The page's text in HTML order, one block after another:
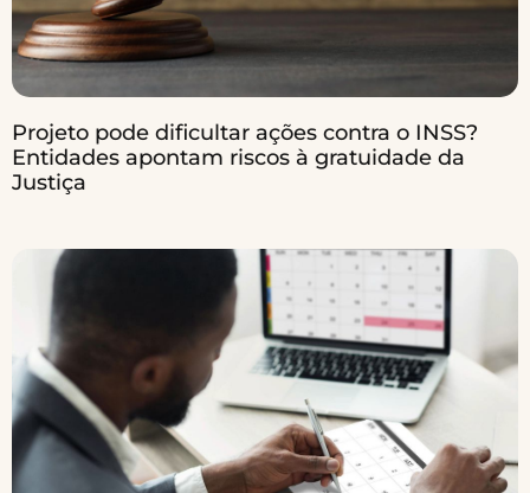
Projeto pode dificultar ações contra o INSS?
Entidades apontam riscos à gratuidade da
Justiça